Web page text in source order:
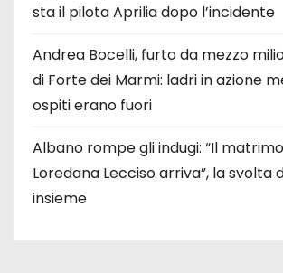
sta il pilota Aprilia dopo l’incidente
Andrea Bocelli, furto da mezzo
di Forte dei Marmi: ladri in azione
ospiti erano fuori
Albano rompe gli indugi: “Il
Loredana Lecciso arriva”, la svolta
insieme